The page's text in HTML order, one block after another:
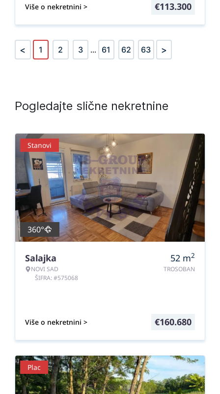
Više o nekretnini > €113.300
< 1 2 3 ... 61 62 63 >
Pogledajte slične nekretnine
Stanovi
360°
Salajka
NOVI SAD
ŠIFRA: #575068
52 m2
TROSOBAN
Više o nekretnini > €160.680
Plac